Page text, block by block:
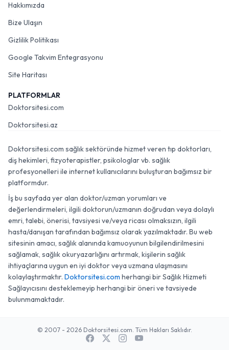
Hakkımızda
Bize Ulaşın
Gizlilik Politikası
Google Takvim Entegrasyonu
Site Haritası
PLATFORMLAR
Doktorsitesi.com
Doktorsitesi.az
Doktorsitesi.com sağlık sektöründe hizmet veren tıp doktorları,
diş hekimleri, fizyoterapistler, psikologlar vb. sağlık
profesyonelleri ile internet kullanıcılarını buluşturan bağımsız bir
platformdur.
İş bu sayfada yer alan doktor/uzman yorumları ve
değerlendirmeleri, ilgili doktorun/uzmanın doğrudan veya dolaylı
emri, talebi, önerisi, tavsiyesi ve/veya ricası olmaksızın, ilgili
hasta/danışan tarafından bağımsız olarak yazılmaktadır. Bu web
sitesinin amacı, sağlık alanında kamuoyunun bilgilendirilmesini
sağlamak, sağlık okuryazarlığını artırmak, kişilerin sağlık
ihtiyaçlarına uygun en iyi doktor veya uzmana ulaşmasını
kolaylaştırmaktır. Doktorsitesi.com herhangi bir Sağlık Hizmeti
Sağlayıcısını desteklemeyip herhangi bir öneri ve tavsiyede
bulunmamaktadır.
© 2007 - 2026 Doktorsitesi.com. Tüm Hakları Saklıdır.